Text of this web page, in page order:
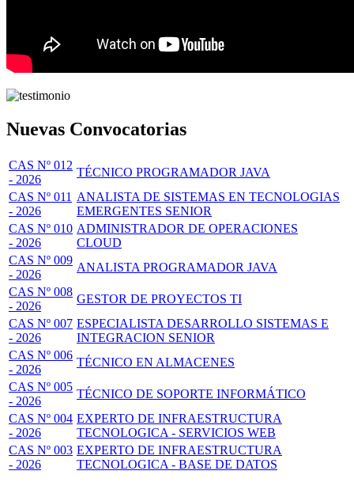
Nuevas Convocatorias
CAS Nº 012
- 2026
TÉCNICO PROGRAMADOR JAVA
CAS Nº 011
- 2026
ANALISTA DE SISTEMAS EN TECNOLOGIAS
EMERGENTES SENIOR
CAS Nº 010
- 2026
ADMINISTRADOR DE OPERACIONES
CLOUD
CAS Nº 009
- 2026
ANALISTA PROGRAMADOR JAVA
CAS Nº 008
- 2026
GESTOR DE PROYECTOS TI
CAS Nº 007
- 2026
ESPECIALISTA DESARROLLO SISTEMAS E
INTEGRACION SENIOR
CAS Nº 006
- 2026
TÉCNICO EN ALMACENES
CAS Nº 005
- 2026
TÉCNICO DE SOPORTE INFORMÁTICO
CAS Nº 004
- 2026
EXPERTO DE INFRAESTRUCTURA
TECNOLOGICA - SERVICIOS WEB
CAS Nº 003
- 2026
EXPERTO DE INFRAESTRUCTURA
TECNOLOGICA - BASE DE DATOS